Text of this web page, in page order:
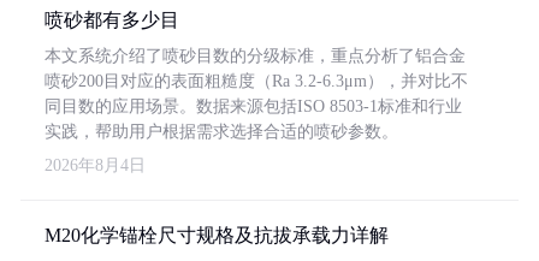
喷砂都有多少目
本文系统介绍了喷砂目数的分级标准，重点分析了铝合金
喷砂200目对应的表面粗糙度（Ra 3.2-6.3μm），并对比不
同目数的应用场景。数据来源包括ISO 8503-1标准和行业
实践，帮助用户根据需求选择合适的喷砂参数。
2026年8月4日
M20化学锚栓尺寸规格及抗拔承载力详解